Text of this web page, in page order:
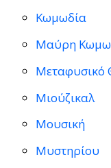
Κωμωδία
Μαύρη
Μεταφυσικό
Μιούζικαλ
Μουσική
Μυστηρίου